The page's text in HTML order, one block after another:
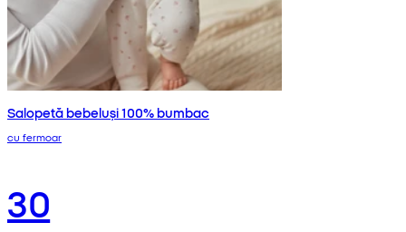
Salopetă bebeluși 100% bumbac
cu fermoar
30